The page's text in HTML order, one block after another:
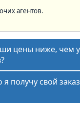
агентов.
цены ниже, чем у
я получу свой